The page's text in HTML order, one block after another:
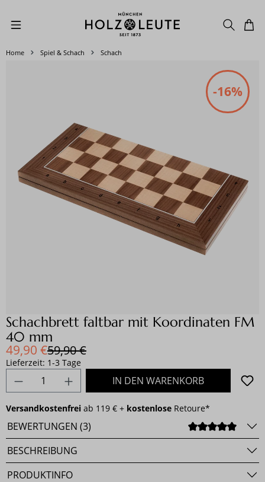
Zum Hauptinhalt springen
Home Spiel & Schach Schach
Schachbrett faltbar mit Koordinaten FM
40 mm
Verkaufspreis:Regulärer Preis:
59,90 €
49,90 €
Lieferzeit: 1-3 Tage
Produkt Anzahl: Gib den gewünschten
IN DEN WARENKORB
Versandkostenfrei ab 119 € + kostenlose Retoure*
BEWERTUNGEN (3)
BESCHREIBUNG
PRODUKTINFO
-16%